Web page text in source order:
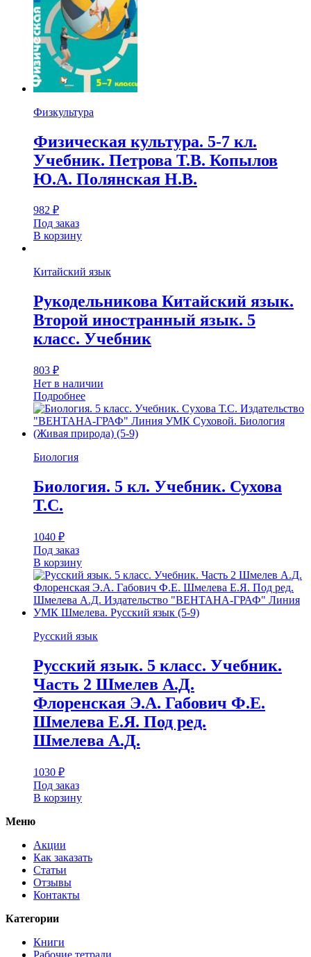
Физкультура
Физическая культура. 5-7 кл.
Учебник. Петрова Т.В. Копылов
Ю.А. Полянская Н.В.
982 ₽
Под заказ
В корзину
Китайский язык
Рукодельникова Китайский язык.
Второй иностранный язык. 5
класс. Учебник
803 ₽
Нет в наличии
Подробнее
Биология
Биология. 5 кл. Учебник. Сухова
Т.С.
1040 ₽
Под заказ
В корзину
Русский язык
Русский язык. 5 класс. Учебник.
Часть 2 Шмелев А.Д.
Флоренская Э.А. Габович Ф.Е.
Шмелева Е.Я. Под ред.
Шмелева А.Д.
1030 ₽
Под заказ
В корзину
Меню
Акции
Как заказать
Статьи
Отзывы
Контакты
Категории
Книги
Рабочие тетради